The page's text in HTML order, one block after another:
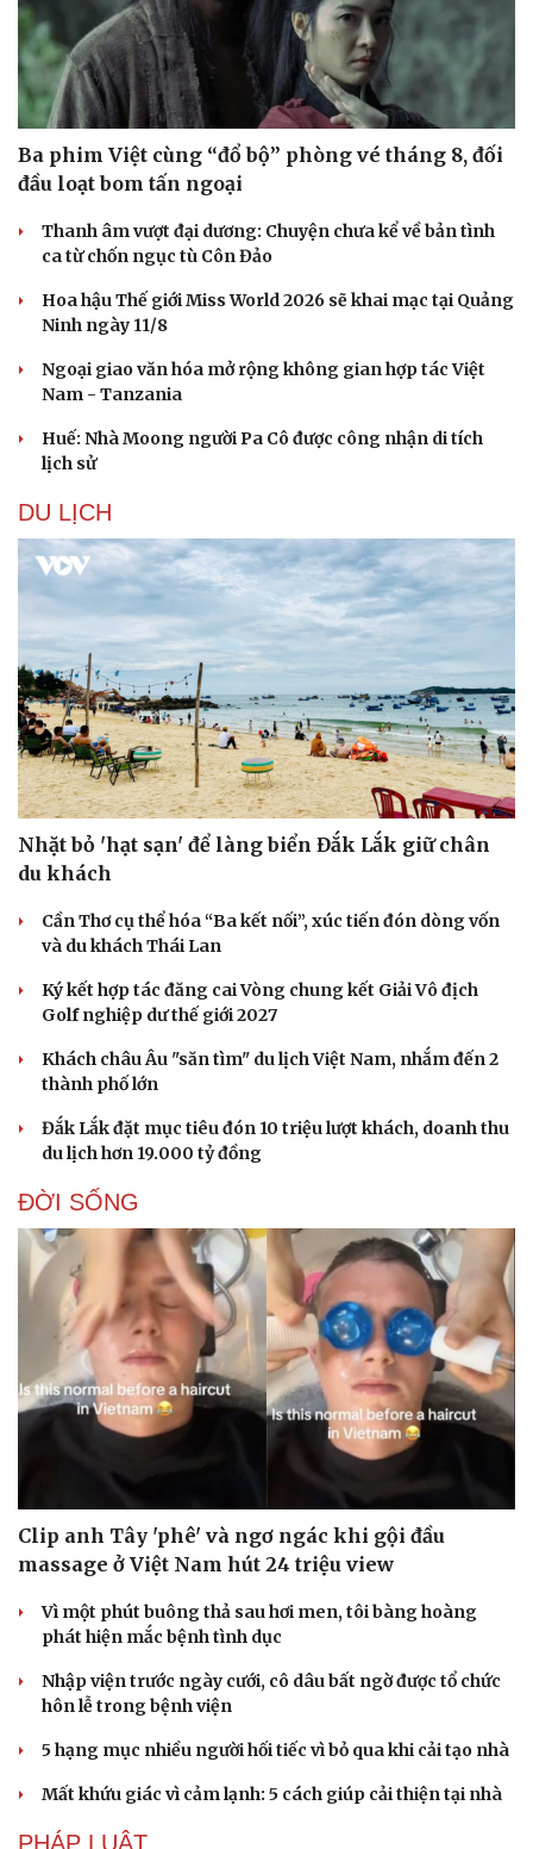
Văn hóa
Sân khấu - Điện ảnh
Văn học
Âm nhạc
Di sản
Giải trí
Ba phim Việt cùng “đổ bộ” phòng vé tháng 8, đối
đầu loạt bom tấn ngoại
Thanh âm vượt đại dương: Chuyện chưa kể về bản tình
ca từ chốn ngục tù Côn Đảo
Hoa hậu Thế giới Miss World 2026 sẽ khai mạc tại Quảng
Ninh ngày 11/8
Ngoại giao văn hóa mở rộng không gian hợp tác Việt
Nam - Tanzania
Huế: Nhà Moong người Pa Cô được công nhận di tích
lịch sử
DU LỊCH
Nhặt bỏ 'hạt sạn' để làng biển Đắk Lắk giữ chân
du khách
Cần Thơ cụ thể hóa “Ba kết nối”, xúc tiến đón dòng vốn
và du khách Thái Lan
Ký kết hợp tác đăng cai Vòng chung kết Giải Vô địch
Golf nghiệp dư thế giới 2027
Khách châu Âu "săn tìm" du lịch Việt Nam, nhắm đến 2
thành phố lớn
Đắk Lắk đặt mục tiêu đón 10 triệu lượt khách, doanh thu
du lịch hơn 19.000 tỷ đồng
ĐỜI SỐNG
Clip anh Tây 'phê' và ngơ ngác khi gội đầu
massage ở Việt Nam hút 24 triệu view
Vì một phút buông thả sau hơi men, tôi bàng hoàng
phát hiện mắc bệnh tình dục
Nhập viện trước ngày cưới, cô dâu bất ngờ được tổ chức
hôn lễ trong bệnh viện
5 hạng mục nhiều người hối tiếc vì bỏ qua khi cải tạo nhà
Mất khứu giác vì cảm lạnh: 5 cách giúp cải thiện tại nhà
PHÁP LUẬT